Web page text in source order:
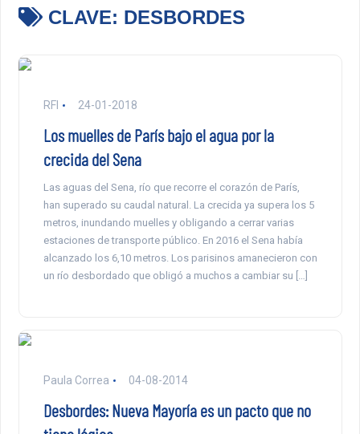
CLAVE: DESBORDES
RFI 24-01-2018
Los muelles de París bajo el agua por la
crecida del Sena
Las aguas del Sena, río que recorre el corazón de París,
han superado su caudal natural. La crecida ya supera los 5
metros, inundando muelles y obligando a cerrar varias
estaciones de transporte público. En 2016 el Sena había
alcanzado los 6,10 metros. Los parisinos amanecieron con
un río desbordado que obligó a muchos a cambiar su […]
Paula Correa 04-08-2014
Desbordes: Nueva Mayoría es un pacto que no